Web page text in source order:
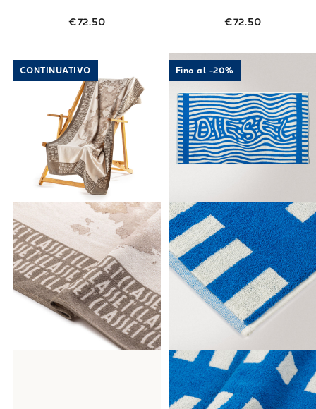
€72.50 €72.50
Link to " Telo mare CM 100X180 geo safari
CONTINUATIVO Fino al -20%